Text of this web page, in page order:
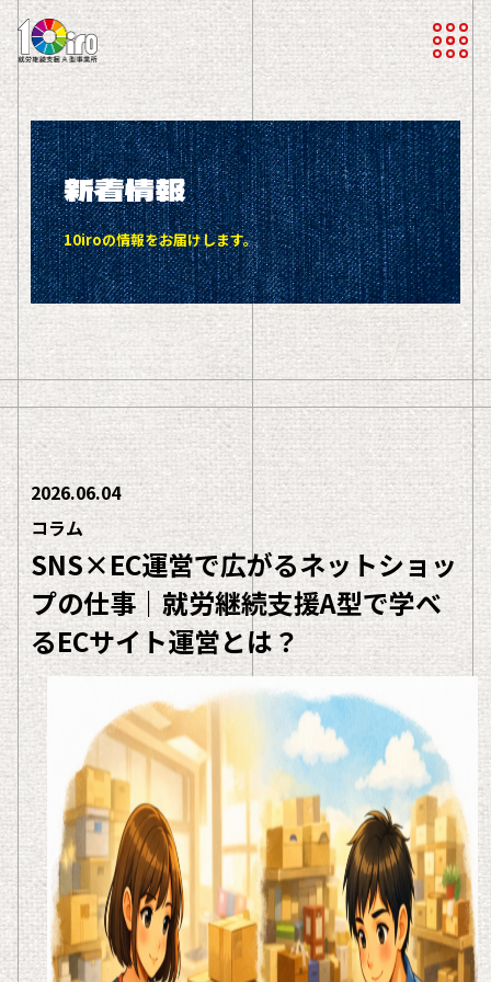
新着情報
10iroの情報をお届けします。
2026.06.04
コラム
SNS×EC運営で広がるネットショッ
プの仕事｜就労継続支援A型で学べ
るECサイト運営とは？